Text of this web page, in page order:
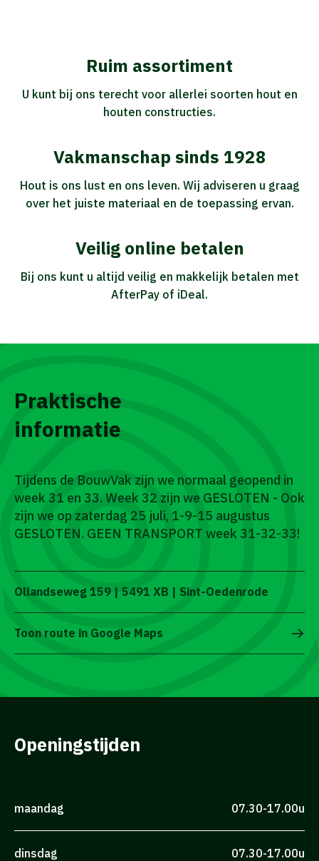
Ruim assortiment
U kunt bij ons terecht voor allerlei soorten hout en
houten constructies.
Vakmanschap sinds 1928
Hout is ons lust en ons leven. Wij adviseren u graag
over het juiste materiaal en de toepassing ervan.
Veilig online betalen
Bij ons kunt u altijd veilig en makkelijk betalen met
AfterPay of iDeal.
Praktische
informatie
Tijdens de BouwVak zijn we normaal geopend in
week 31 en 33. Week 32 zijn we GESLOTEN - Ook
zijn we op zaterdag 25 juli, 1-9-15 augustus
GESLOTEN. GEEN TRANSPORT week 31-32-33!
Ollandseweg 159 | 5491 XB | Sint-Oedenrode
Toon route in Google Maps
Openingstijden
maandag 07.30-17.00u
dinsdag 07.30-17.00u